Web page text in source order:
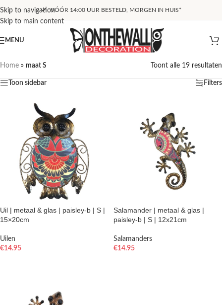
Skip to navigation
Skip to main content
VÓÓR 14:00 UUR BESTELD, MORGEN IN HUIS*
MENU
Home » maat S Toont alle 19 resultaten
Toon sidebar Filters
Uil | metaal & glas | paisley-b | S |
15×20cm
Uilen
€14.95
Salamander | metaal & glas |
paisley-b | S | 12x21cm
Salamanders
€14.95